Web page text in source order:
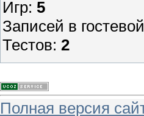
Игр: 5
Записей в
Тестов: 2
Полная версия